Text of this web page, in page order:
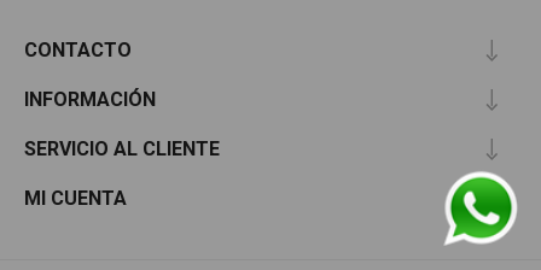
CONTACTO
INFORMACIÓN
SERVICIO AL CLIENTE
MI CUENTA